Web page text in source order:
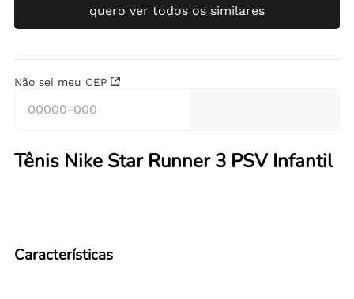
quero ver todos os similares
Não sei meu CEP
Tênis Nike Star Runner 3 PSV Infantil
Características